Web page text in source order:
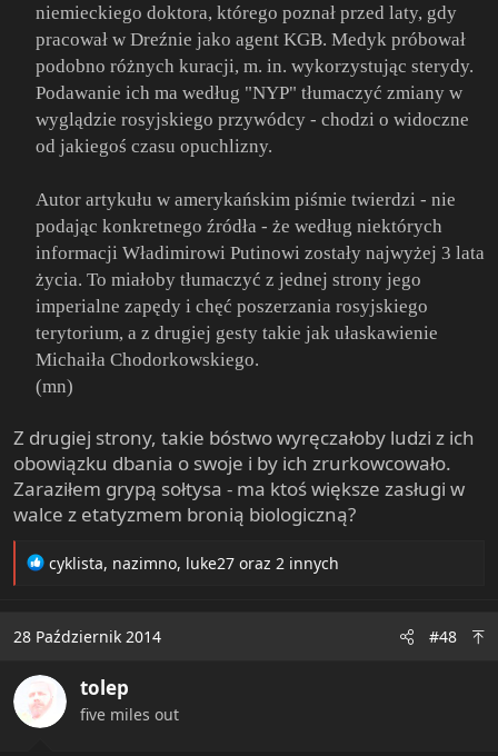
niemieckiego doktora, którego poznał przed laty, gdy
pracował w Dreźnie jako agent KGB. Medyk próbował
podobno różnych kuracji, m. in. wykorzystując sterydy.
Podawanie ich ma według "NYP" tłumaczyć zmiany w
wyglądzie rosyjskiego przywódcy - chodzi o widoczne
od jakiegoś czasu opuchlizny.
Autor artykułu w amerykańskim piśmie twierdzi - nie
podając konkretnego źródła - że według niektórych
informacji Władimirowi Putinowi zostały najwyżej 3 lata
życia. To miałoby tłumaczyć z jednej strony jego
imperialne zapędy i chęć poszerzania rosyjskiego
terytorium, a z drugiej gesty takie jak ułaskawienie
Michaiła Chodorkowskiego.
(mn)
Z drugiej strony, takie bóstwo wyręczałoby ludzi z ich
obowiązku dbania o swoje i by ich zrurkowcowało.
Zaraziłem grypą sołtysa - ma ktoś większe zasługi w
walce z etatyzmem bronią biologiczną?
R
t
o
n
s
cyklista, nazimno, luke27 oraz 2 innych
28 Październik 2014 #48
tolep
five miles out